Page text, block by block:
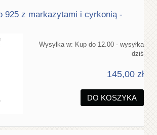
925 z markazytami i cyrkonią -
Wysyłka w: Kup do 12.00 - wysyłka
dziś
145,00 zł
DO KOSZYKA